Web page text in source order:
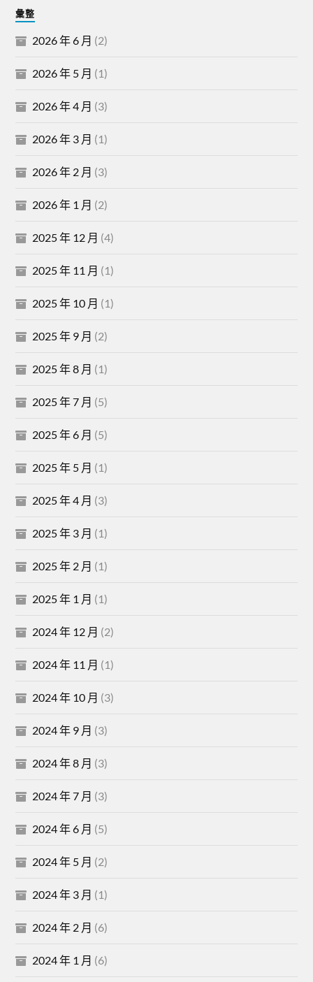
彙整
2026 年 6 月 (2)
2026 年 5 月 (1)
2026 年 4 月 (3)
2026 年 3 月 (1)
2026 年 2 月 (3)
2026 年 1 月 (2)
2025 年 12 月 (4)
2025 年 11 月 (1)
2025 年 10 月 (1)
2025 年 9 月 (2)
2025 年 8 月 (1)
2025 年 7 月 (5)
2025 年 6 月 (5)
2025 年 5 月 (1)
2025 年 4 月 (3)
2025 年 3 月 (1)
2025 年 2 月 (1)
2025 年 1 月 (1)
2024 年 12 月 (2)
2024 年 11 月 (1)
2024 年 10 月 (3)
2024 年 9 月 (3)
2024 年 8 月 (3)
2024 年 7 月 (3)
2024 年 6 月 (5)
2024 年 5 月 (2)
2024 年 3 月 (1)
2024 年 2 月 (6)
2024 年 1 月 (6)